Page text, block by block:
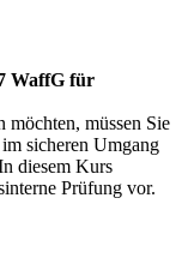
WaffG für
möchten, müssen Sie
sicheren Umgang
diesem Kurs
Prüfung vor.